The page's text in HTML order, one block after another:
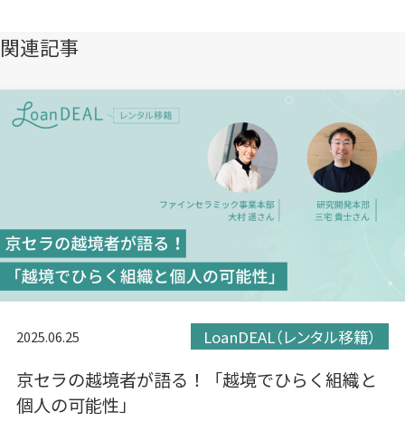
す） す） す）
関連記事
2025.06.25 LoanDEAL（レンタル移籍）
京セラの越境者が語る！「越境でひらく組織と
個人の可能性」